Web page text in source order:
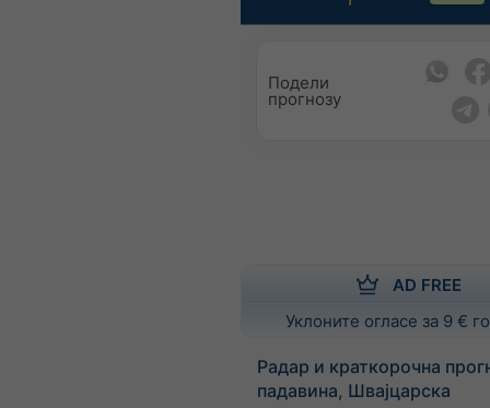
Подели
прогнозу
AD FREE
Уклоните огласе за 9 €
Радар и краткорочна
падавина, Швајцарска